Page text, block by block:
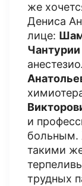
же
Дениса
лице:
и
больным.
такими
трудных